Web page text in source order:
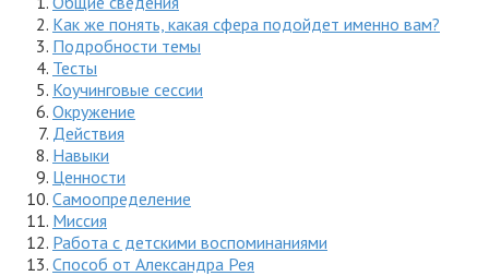
Как же понять, какая сфера подойдет именно вам?
Подробности темы
Тесты
Коучинговые сессии
Окружение
Действия
Навыки
Ценности
Самоопределение
Миссия
Работа с детскими воспоминаниями
Способ от Александра Рея